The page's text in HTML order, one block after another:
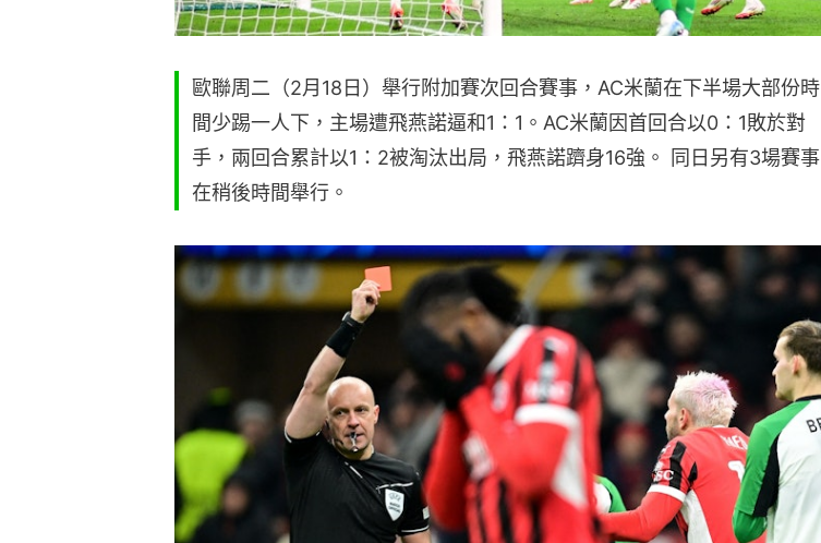
歐聯周二（2月18日）舉行附加賽次回合賽事，AC米蘭在下半場大部份時
間少踢一人下，主場遭飛燕諾逼和1：1。AC米蘭因首回合以0：1敗於對
手，兩回合累計以1：2被淘汰出局，飛燕諾躋身16強。 同日另有3場賽事
在稍後時間舉行。